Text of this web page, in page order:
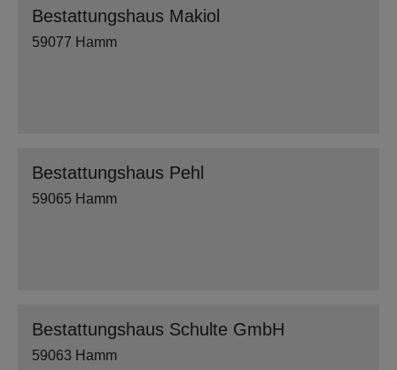
Bestattungshaus Makiol
59077 Hamm
Bestattungshaus Pehl
59065 Hamm
Bestattungshaus Schulte GmbH
59063 Hamm